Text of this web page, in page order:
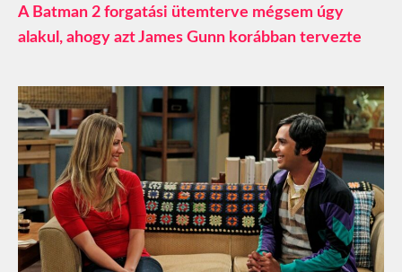
A Batman 2 forgatási ütemterve mégsem úgy
alakul, ahogy azt James Gunn korábban tervezte